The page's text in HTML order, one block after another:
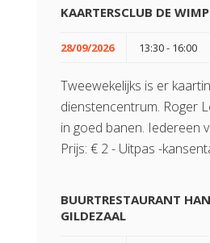
KAARTERSCLUB DE
28/09/2026 13:30 - 16:00
Tweewekelijks is er
dienstencentrum. Roger
in goed banen. Iedereen
Prijs: € 2 - Uitpas -
BUURTRESTAURANT
GILDEZAAL